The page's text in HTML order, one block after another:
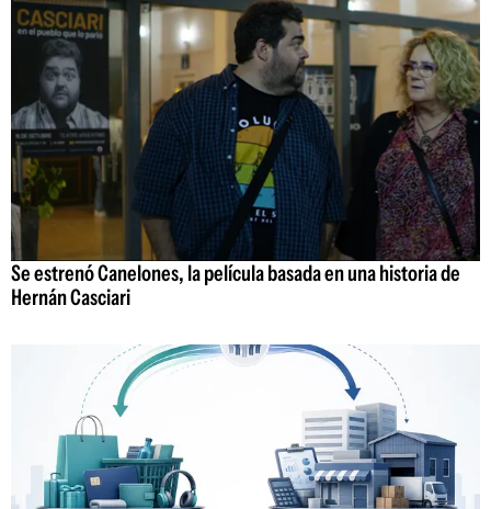
Se estrenó Canelones, la película basada en una historia de
Hernán Casciari